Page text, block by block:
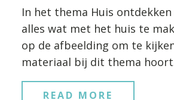
In het thema Huis
alles wat met het huis te
op de afbeelding om te
materiaal bij dit thema
READ MORE